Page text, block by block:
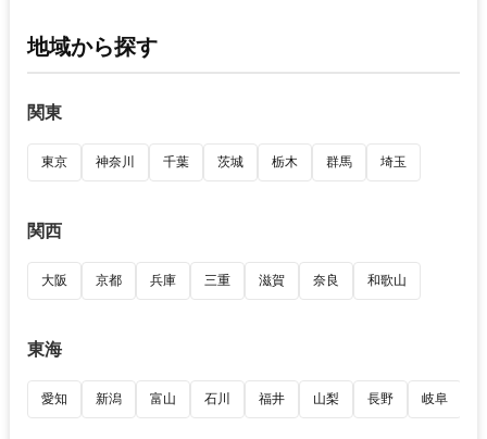
地域から探す
関東
東京 神奈川 千葉 茨城 栃木 群馬 埼玉
関西
大阪 京都 兵庫 三重 滋賀 奈良 和歌山
東海
愛知 新潟 富山 石川 福井 山梨 長野 岐阜